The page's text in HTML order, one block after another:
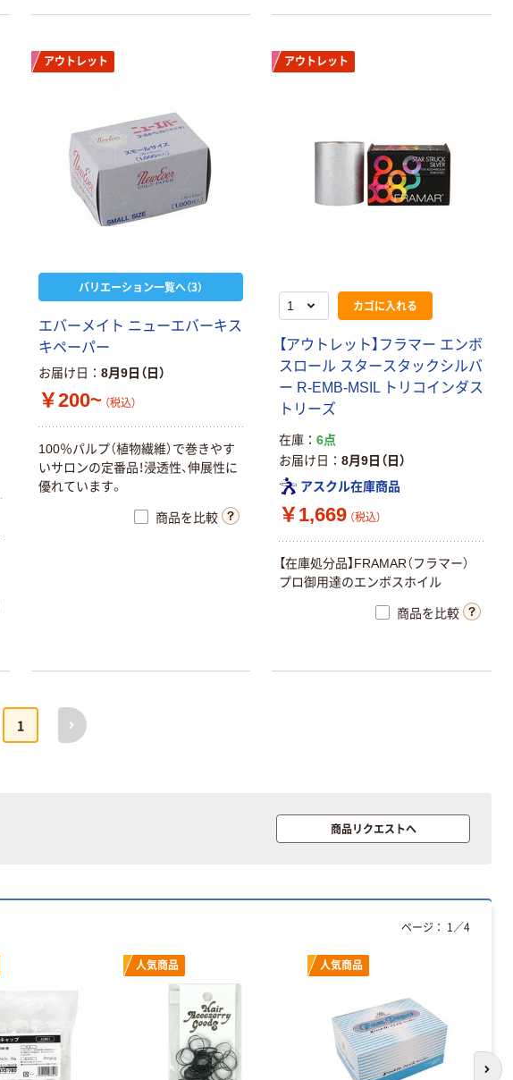
アウトレット
バリエーション一覧へ（3）
エバーメイト ニューエバーキス
キペーパー
お届け日 8月9日（日）
￥200~ （税込）
100％パルプ（植物繊維）で巻きやす
いサロンの定番品！浸透性、伸展性に
優れています。
商品を比較
アウトレット
カゴに入れる
【アウトレット】フラマー エンボ
スロール スタースタックシルバ
ー R-EMB-MSIL トリコインダス
トリーズ
在庫
6点
お届け日
8月9日（日）
アスクル在庫商品
￥1,669 （税込）
【在庫処分品】FRAMAR（フラマー）
プロ御用達のエンボスホイル
商品を比較
1
次へ
商品リクエストへ
人気商品 人気商品
ページ： 1 ／4